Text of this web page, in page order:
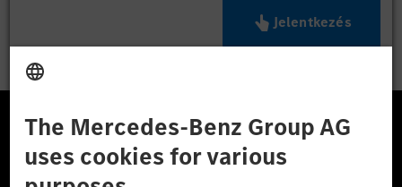
Jelentkezés
A Mercedes-Benz Csoport